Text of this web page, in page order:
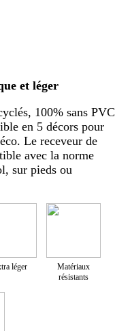
et léger
100% sans PVC
en 5 décors pour
Le receveur de
avec la norme
sur pieds ou
léger
Matériaux
résistants